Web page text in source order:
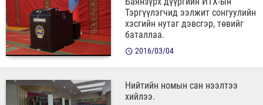
Тэргүүлэгчид ээлжит сонгуулийн
хэсгийн нутаг дэвсгэр, төвийг
баталлаа.
2016/03/04
Нийтийн номын сан нээлтээ
хийлээ.